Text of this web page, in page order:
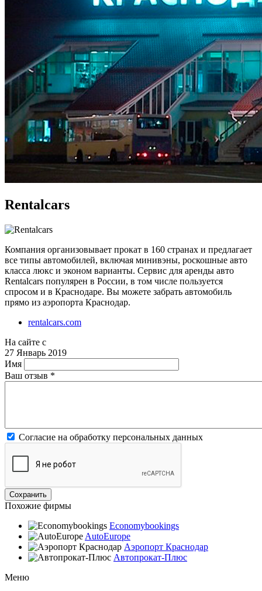
Rentalcars
Компания организовывает прокат в 160 странах и предлагает
все типы автомобилей, включая минивэны, роскошные авто
класса люкс и эконом варианты. Сервис для аренды авто
Rentalcars популярен в России, в том числе пользуется
спросом и в Краснодаре. Вы можете забрать автомобиль
прямо из аэропорта Краснодар.
rentalcars.com
На сайте с
27 Январь 2019
Имя
Ваш отзыв *
Согласие на обработку персональных данных
Похожие фирмы
Economybookings
AutoEurope
Аэропорт Краснодар
Автопрокат-Плюс
Меню